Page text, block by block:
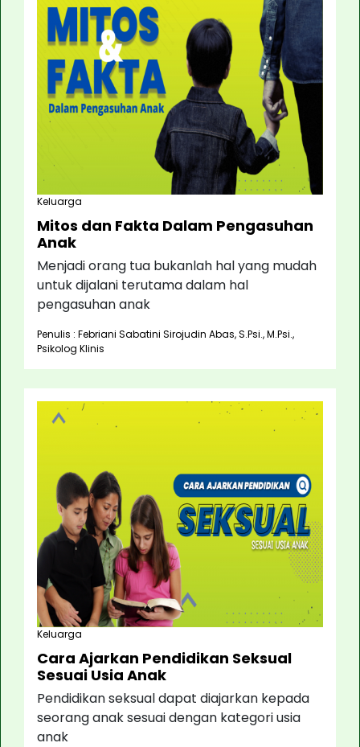
Keluarga
Mitos dan Fakta Dalam Pengasuhan
Anak
Menjadi orang tua bukanlah hal yang mudah
untuk dijalani terutama dalam hal
pengasuhan anak
Penulis : Febriani Sabatini Sirojudin Abas, S.Psi., M.Psi.,
Psikolog Klinis
Keluarga
Cara Ajarkan Pendidikan Seksual
Sesuai Usia Anak
Pendidikan seksual dapat diajarkan kepada
seorang anak sesuai dengan kategori usia
anak